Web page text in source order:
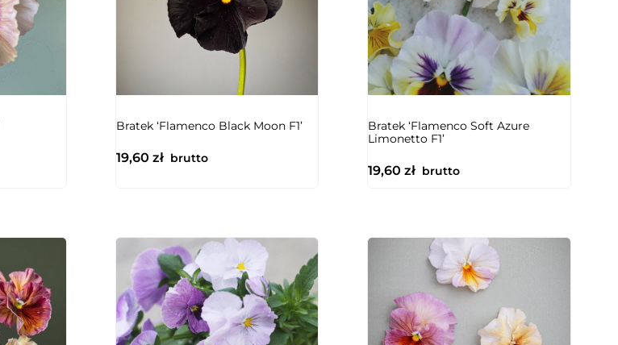
Bratek ‘Flamenco Black Moon F1’
19,60 złbrutto
Bratek ‘Flamenco Soft Azure
Limonetto F1’
19,60zł brutto